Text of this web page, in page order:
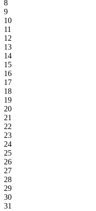
8
9
10
11
12
13
14
15
16
17
18
19
20
21
22
23
24
25
26
27
28
29
30
31